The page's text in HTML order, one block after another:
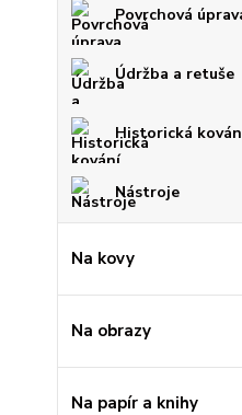
Povrchová
Údržba a retuše
Historická
Nástroje
Na kovy
Na obrazy
Na papír a knihy